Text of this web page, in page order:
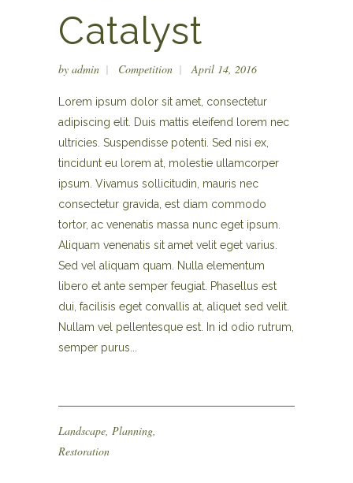
Catalyst
by admin Competition April 14, 2016
Lorem ipsum dolor sit amet, consectetur
adipiscing elit. Duis mattis eleifend lorem nec
ultricies. Suspendisse potenti. Sed nisi ex,
tincidunt eu lorem at, molestie ullamcorper
ipsum. Vivamus sollicitudin, mauris nec
consectetur gravida, est diam commodo
tortor, ac venenatis massa nunc eget ipsum.
Aliquam venenatis sit amet velit eget varius.
Sed vel aliquam quam. Nulla elementum
libero et ante semper feugiat. Phasellus est
dui, facilisis eget convallis at, aliquet sed velit.
Nullam vel pellentesque est. In id odio rutrum,
semper purus...
Landscape, Planning,
Restoration